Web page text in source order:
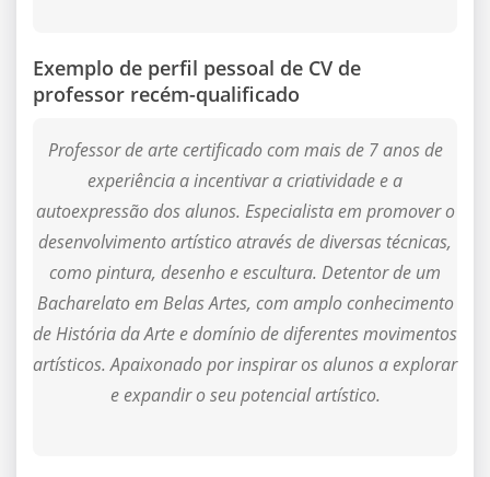
Exemplo de perfil pessoal de CV de
professor recém-qualificado
Professor de arte certificado com mais de 7 anos de
experiência a incentivar a criatividade e a
autoexpressão dos alunos. Especialista em promover o
desenvolvimento artístico através de diversas técnicas,
como pintura, desenho e escultura. Detentor de um
Bacharelato em Belas Artes, com amplo conhecimento
de História da Arte e domínio de diferentes movimentos
artísticos. Apaixonado por inspirar os alunos a explorar
e expandir o seu potencial artístico.